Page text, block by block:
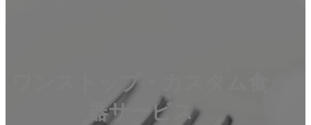
ワンストップ・カスタム食
器サービス